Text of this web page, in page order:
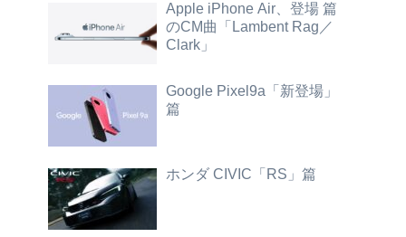
Apple iPhone Air、登場 篇
のCM曲「Lambent Rag／
Clark」
Google Pixel9a「新登場」
篇
ホンダ CIVIC「RS」篇